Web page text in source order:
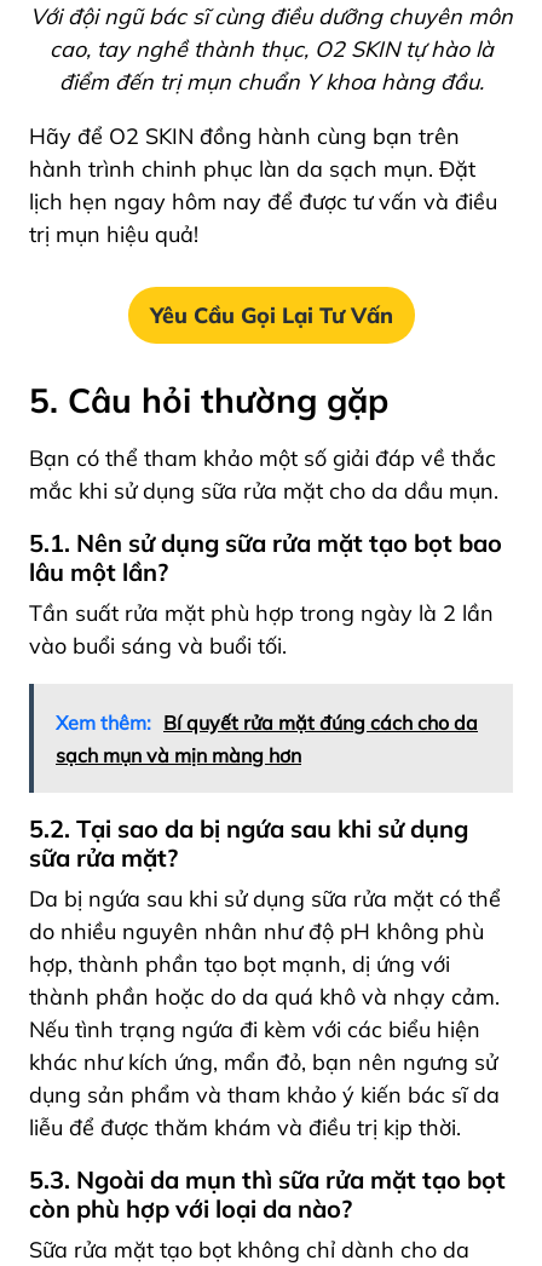
Với đội ngũ bác sĩ cùng điều dưỡng chuyên môn
cao, tay nghề thành thục, O2 SKIN tự hào là
điểm đến trị mụn chuẩn Y khoa hàng đầu.
Hãy để O2 SKIN đồng hành cùng bạn trên
hành trình chinh phục làn da sạch mụn. Đặt
lịch hẹn ngay hôm nay để được tư vấn và điều
trị mụn hiệu quả!
Yêu Cầu Gọi Lại Tư Vấn
5. Câu hỏi thường gặp
Bạn có thể tham khảo một số giải đáp về thắc
mắc khi sử dụng sữa rửa mặt cho da dầu mụn.
5.1. Nên sử dụng sữa rửa mặt tạo bọt bao
lâu một lần?
Tần suất rửa mặt phù hợp trong ngày là 2 lần
vào buổi sáng và buổi tối.
Xem thêm: Bí quyết rửa mặt đúng cách cho da
sạch mụn và mịn màng hơn
5.2. Tại sao da bị ngứa sau khi sử dụng
sữa rửa mặt?
Da bị ngứa sau khi sử dụng sữa rửa mặt có thể
do nhiều nguyên nhân như độ pH không phù
hợp, thành phần tạo bọt mạnh, dị ứng với
thành phần hoặc do da quá khô và nhạy cảm.
Nếu tình trạng ngứa đi kèm với các biểu hiện
khác như kích ứng, mẩn đỏ, bạn nên ngưng sử
dụng sản phẩm và tham khảo ý kiến bác sĩ da
liễu để được thăm khám và điều trị kịp thời.
5.3. Ngoài da mụn thì sữa rửa mặt tạo bọt
còn phù hợp với loại da nào?
Sữa rửa mặt tạo bọt không chỉ dành cho da